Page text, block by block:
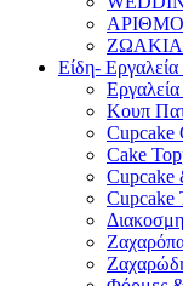
ΖΩΑΚΙΑ
Είδη-
Κουπ
Cupcake
Cake
Cupcake
Cupcake